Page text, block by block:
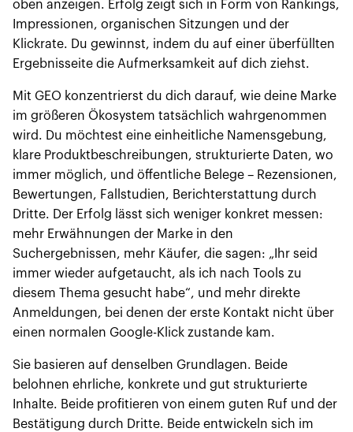
oben anzeigen. Erfolg zeigt sich in Form von Rankings,
Impressionen, organischen Sitzungen und der
Klickrate. Du gewinnst, indem du auf einer überfüllten
Ergebnisseite die Aufmerksamkeit auf dich ziehst.
Mit GEO konzentrierst du dich darauf, wie deine Marke
im größeren Ökosystem tatsächlich wahrgenommen
wird. Du möchtest eine einheitliche Namensgebung,
klare Produktbeschreibungen, strukturierte Daten, wo
immer möglich, und öffentliche Belege – Rezensionen,
Bewertungen, Fallstudien, Berichterstattung durch
Dritte. Der Erfolg lässt sich weniger konkret messen:
mehr Erwähnungen der Marke in den
Suchergebnissen, mehr Käufer, die sagen: „Ihr seid
immer wieder aufgetaucht, als ich nach Tools zu
diesem Thema gesucht habe“, und mehr direkte
Anmeldungen, bei denen der erste Kontakt nicht über
einen normalen Google-Klick zustande kam.
Sie basieren auf denselben Grundlagen. Beide
belohnen ehrliche, konkrete und gut strukturierte
Inhalte. Beide profitieren von einem guten Ruf und der
Bestätigung durch Dritte. Beide entwickeln sich im